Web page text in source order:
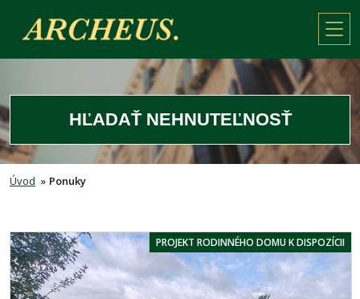
HĽADAŤ NEHNUTEĽNOSŤ
Úvod » Ponuky
PROJEKT RODINNÉHO DOMU K DISPOZÍCII